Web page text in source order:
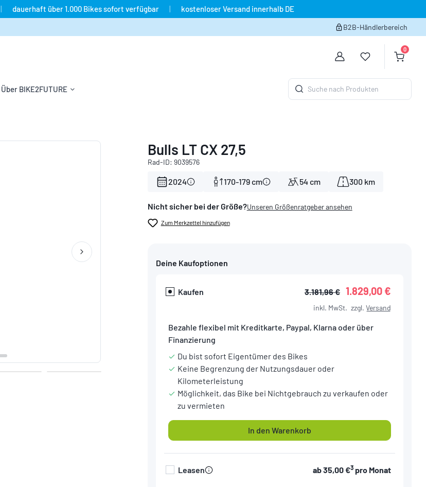
| dauerhaft über 1.000 Bikes sofort verfügbar | kostenloser Versand innerhalb DE
B2B-Händlerbereich
Du hast 0
0
Über BIKE2FUTURE
Suche nach Produkten
Bulls LT CX 27,5
Rad-ID: 9039576
2024 170-179 cm 54 cm 300 km
Nicht sicher bei der Größe?Unseren Größenratgeber ansehen
Zum Merkzettel hinzufügen
Deine Kaufoptionen
Kaufen 3.181,96 € 1.829,00 €
inkl. MwSt. zzgl. Versand
Bezahle flexibel mit Kreditkarte, Paypal, Klarna oder über
Finanzierung
Du bist sofort Eigentümer des Bikes
Keine Begrenzung der Nutzungsdauer oder
Kilometerleistung
Möglichkeit, das Bike bei Nichtgebrauch zu verkaufen oder
zu vermieten
In den Warenkorb
Leasen ab35,00 €3pro Monat